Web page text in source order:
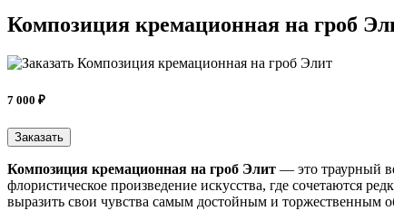
Композиция кремационная на гроб
7 000 ₽
Заказать
Композиция кремационная на гроб Элит — это траурный
флористическое произведение искусства, где сочетаются
выразить свои чувства самым достойным и торжественным